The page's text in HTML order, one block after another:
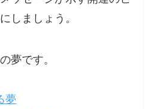
しましょう。
夢です。
夢